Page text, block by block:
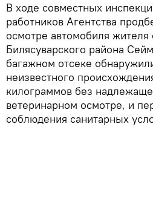
В ходе совместных
работников Агентства
осмотре автомобиля жителя
Билясуварского района
багажном отсеке
неизвестного
килограммов без
ветеринарном осмотре, и
соблюдения санитарных